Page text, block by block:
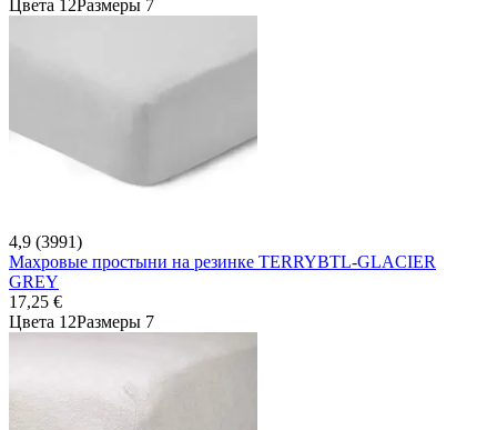
Цвета 12 Размеры 7
4,9 (3991)
Махровые простыни на резинке TERRYBTL-GLACIER
GREY
17,25 €
Цвета 12Размеры 7